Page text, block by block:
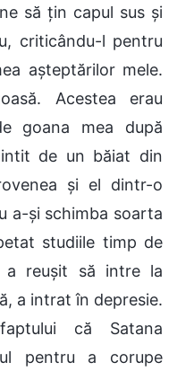
să țin capul sus și
criticându-l pentru
așteptărilor mele.
Acestea erau
goana mea după
de un băiat din
și el dintr-o
a-și schimba soarta
studiile timp de
reușit să intre la
a intrat în depresie.
că Satana
pentru a corupe